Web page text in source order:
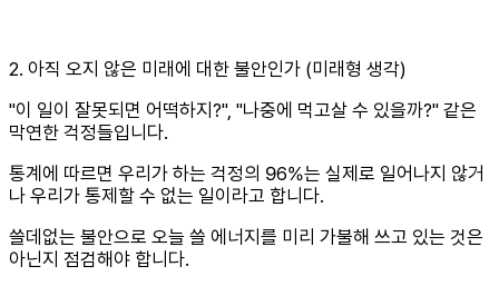
2. 아직 오지 않은 미래에 대한 불안인가 (미래형 생각)
"이 일이 잘못되면 어떡하지?", "나중에 먹고살 수 있을까?" 같은
막연한 걱정들입니다.
통계에 따르면 우리가 하는 걱정의 96%는 실제로 일어나지 않거
나 우리가 통제할 수 없는 일이라고 합니다.
쓸데없는 불안으로 오늘 쓸 에너지를 미리 가불해 쓰고 있는 것은
아닌지 점검해야 합니다.